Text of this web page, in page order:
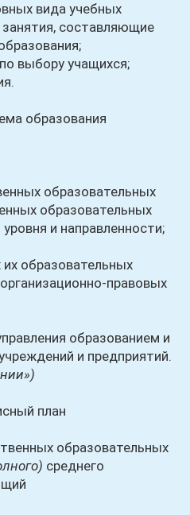
вида учебных
составляющие
выбору учащихся;
образования
образовательных
образовательных
и направленности;
образовательных
правовых
образованием и
и предприятий.
план
образовательных
среднего